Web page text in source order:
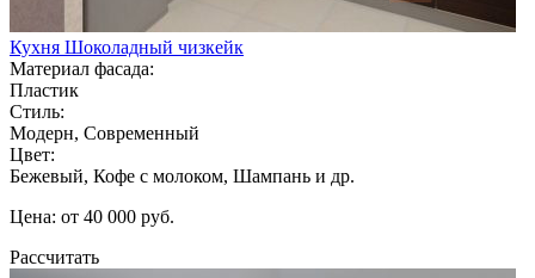
Кухня Шоколадный чизкейк
Материал фасада:
Пластик
Стиль:
Модерн, Современный
Цвет:
Бежевый, Кофе с молоком, Шампань и др.
Цена: от 40 000 руб.
Рассчитать